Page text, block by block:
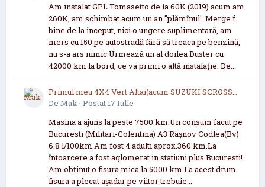
Am instalat GPL Tomasetto de la 60K (2019) acum am
260K, am schimbat acum un an "plămînul'. Merge f
bine de la început, nici o ungere suplimentară, am
mers cu 150 pe autostradă fără să treaca pe benzină,
nu s-a ars nimic.Urmează un al doilea Duster cu
42000 km la bord, ce va primi o altă instalație. De...
Primul meu 4X4 Vert Altai(acum SUZUKI SCROSS
2021 now 2026
De Mak· Postat17 Iulie
Masina a ajuns la peste 7500 km.Un consum facut pe
Bucuresti (Militari-Colentina) A3 Râșnov Codlea(Bv)
6.8 l/100km.Am fost 4 adulti aprox.360 km.La
întoarcere a fost aglomerat in statiuni plus Bucuresti!
Am obținut o fisura mica la 5000 km.La acest drum
fisura a plecat așadar pe viitor trebuie...